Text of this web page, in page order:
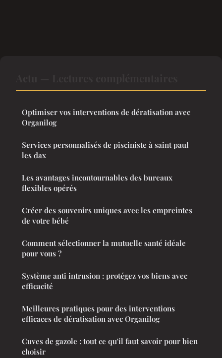
Optimiser vos interventions de dératisation avec
Organilog
Services personnalisés de pisciniste à saint paul
les dax
Les avantages incontournables des bureaux
flexibles opérés
Créer des souvenirs uniques avec les empreintes
de votre bébé
Comment sélectionner la mutuelle santé idéale
pour vous ?
Système anti intrusion : protégez vos biens avec
efficacité
Meilleures pratiques pour des interventions
efficaces de dératisation avec Organilog
Cuves de gazole : tout ce qu'il faut savoir pour bien
choisir